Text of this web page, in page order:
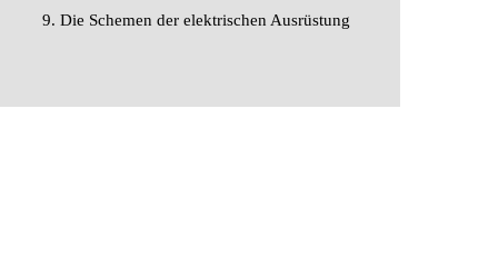
9. Die Schemen der elektrischen Ausrüstung